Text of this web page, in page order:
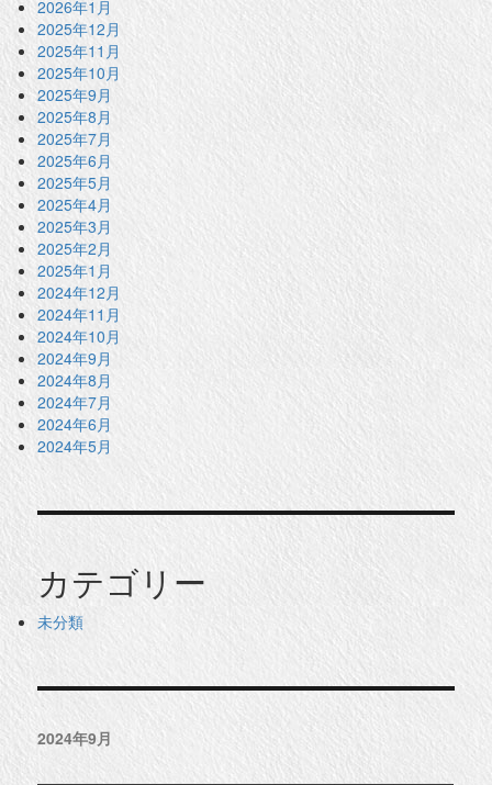
2026年1月
2025年12月
2025年11月
2025年10月
2025年9月
2025年8月
2025年7月
2025年6月
2025年5月
2025年4月
2025年3月
2025年2月
2025年1月
2024年12月
2024年11月
2024年10月
2024年9月
2024年8月
2024年7月
2024年6月
2024年5月
カテゴリー
未分類
2024年9月